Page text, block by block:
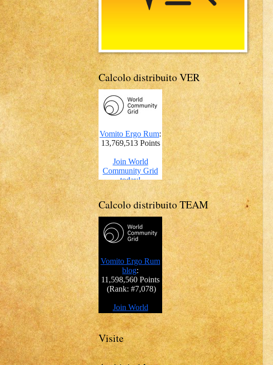
Calcolo distribuito VER
Calcolo distribuito TEAM
Visite